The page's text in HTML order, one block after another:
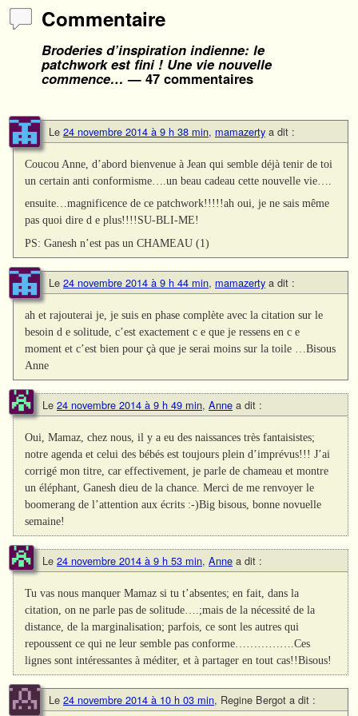
Commentaire
Broderies d’inspiration indienne: le
patchwork est fini ! Une vie nouvelle
commence… — 47 commentaires
Le 24 novembre 2014 à 9 h 38 min, mamazerty a dit :
Coucou Anne, d’abord bienvenue à Jean qui semble déjà tenir de toi
un certain anti conformisme….un beau cadeau cette nouvelle vie….
ensuite…magnificence de ce patchwork!!!!!ah oui, je ne sais même
pas quoi dire d e plus!!!!SU-BLI-ME!
PS: Ganesh n’est pas un CHAMEAU (1)
Le 24 novembre 2014 à 9 h 44 min, mamazerty a dit :
ah et rajouterai je, je suis en phase complète avec la citation sur le
besoin d e solitude, c’est exactement c e que je ressens en c e
moment et c’est bien pour çà que je serai moins sur la toile …Bisous
Anne
Le 24 novembre 2014 à 9 h 49 min, Anne a dit :
Oui, Mamaz, chez nous, il y a eu des naissances très fantaisistes;
notre agenda et celui des bébés est toujours plein d’imprévus!!! J’ai
corrigé mon titre, car effectivement, je parle de chameau et montre
un éléphant, Ganesh dieu de la chance. Merci de me renvoyer le
boomerang de l’attention aux écrits :-)Big bisous, bonne novuelle
semaine!
Le 24 novembre 2014 à 9 h 53 min, Anne a dit :
Tu vas nous manquer Mamaz si tu t’absentes; en fait, dans la
citation, on ne parle pas de solitude….;mais de la nécessité de la
distance, de la marginalisation; parfois, ce sont les autres qui
repoussent ce qui ne leur semble pas conforme…………….Ces
lignes sont intéressantes à méditer, et à partager en tout cas!!Bisous!
Le 24 novembre 2014 à 10 h 03 min, Regine Bergot a dit :